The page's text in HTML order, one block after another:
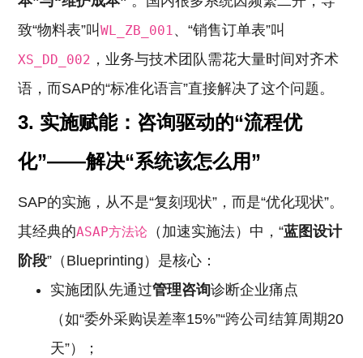
致“物料表”叫WL_ZB_001、“销售订单表”叫
XS_DD_002 ，业务与技术团队需花大量时间对齐术
语，而SAP的“标准化语言”直接解决了这个问题。
3. 实施赋能：咨询驱动的“流程优
化”——解决“系统该怎么用”
SAP的实施，从不是“复刻现状”，而是“优化现状”。
其经典的ASAP方法论 （加速实施法）中，“蓝图设计
阶段”（Blueprinting）是核心：
实施团队先通过管理咨询诊断企业痛点
（如“委外采购误差率15%”“跨公司结算周期20
天”）；